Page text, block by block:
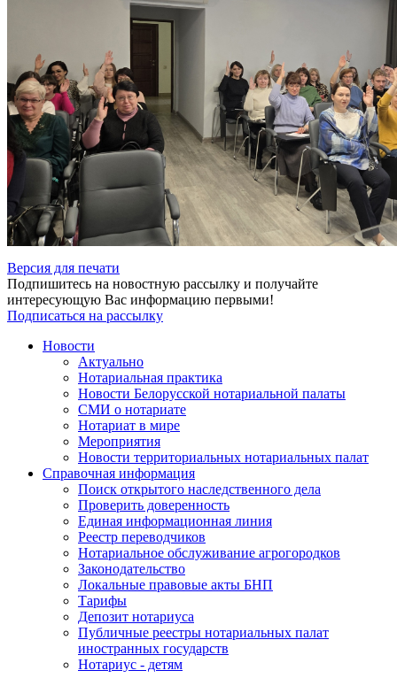
Версия для печати
Подпишитесь на новостную рассылку и получайте
интересующую Вас информацию первыми!
Подписаться на рассылку
Новости
Актуально
Нотариальная практика
Новости Белорусской нотариальной палаты
СМИ о нотариате
Нотариат в мире
Мероприятия
Новости территориальных нотариальных палат
Справочная информация
Поиск открытого наследственного дела
Проверить доверенность
Единая информационная линия
Реестр переводчиков
Нотариальное обслуживание агрогородков
Законодательство
Локальные правовые акты БНП
Тарифы
Депозит нотариуса
Публичные реестры нотариальных палат
иностранных государств
Нотариус - детям